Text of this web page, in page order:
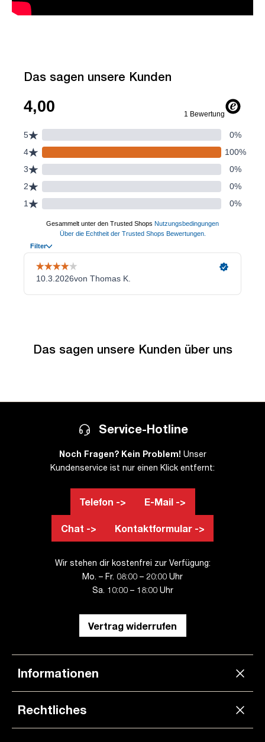
Das sagen unsere Kunden
Das sagen unsere Kunden über uns
Service-Hotline
Noch Fragen? Kein Problem! Unser
Kundenservice ist nur einen Klick entfernt:
Telefon -> E-Mail ->
Chat -> Kontaktformular ->
Wir stehen dir kostenfrei zur Verfügung:
Mo. – Fr. 08:00 – 20:00 Uhr
Sa. 10:00 – 18:00 Uhr
Vertrag widerrufen
Informationen
Rechtliches